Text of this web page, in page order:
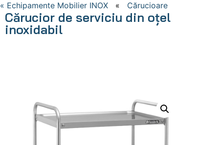
« Echipamente Mobilier INOX « Cărucioare
Cărucior de serviciu din oțel
inoxidabil